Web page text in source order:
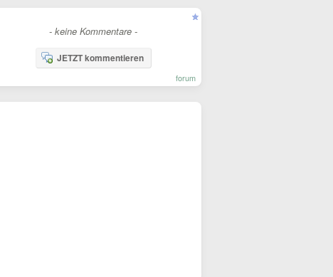
- keine Kommentare -
JETZT kommentieren
forum